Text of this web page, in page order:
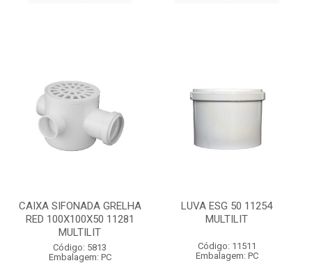
CAIXA SIFONADA GRELHA
RED 100X100X50 11281
MULTILIT
Código: 5813
Embalagem: PC
LUVA ESG 50 11254
MULTILIT
Código: 11511
Embalagem: PC